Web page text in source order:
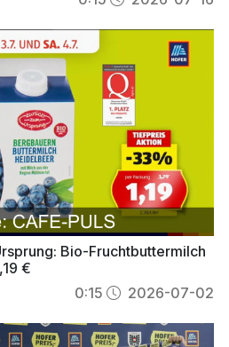
Bio-Fruchtbuttermilch
€
0:15 2026-07-02